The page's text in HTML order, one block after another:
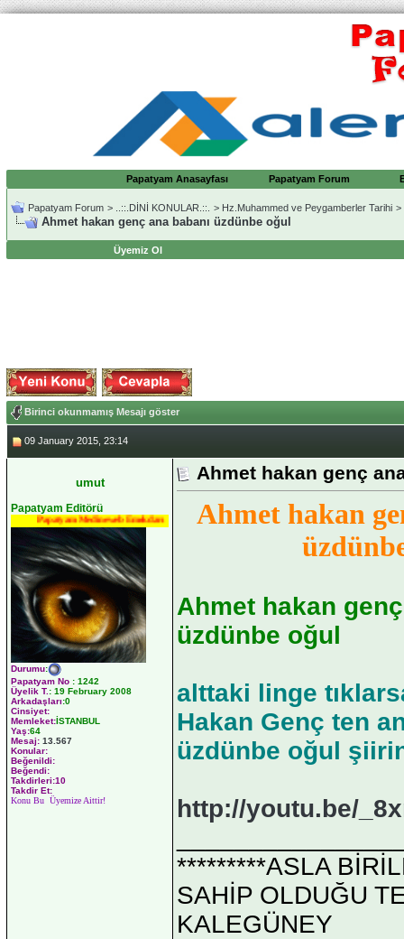
Papatyam Anasayfası Papatyam Forum
Papatyam Forum > ..::.DİNİ KONULAR.::. > Hz.Muhammed ve Peygamberler Tarihi >
Ahmet hakan genç ana babanı üzdünbe oğul
Üyemiz Ol
Birinci okunmamış Mesajı göster
09 January 2015, 23:14
umut
Papatyam Editörü
Papatyam Medineweb Emekdarı
Durumu:
Papatyam No : 1242
Üyelik T.: 19 February 2008
Arkadaşları:0
Cinsiyet:
Memleket:İSTANBUL
Yaş:64
Mesaj: 13.567
Konular:
Beğenildi:
Beğendi:
Takdirleri:10
Takdir Et:
Konu Bu Üyemize Aittir!
Ahmet hakan genç
Ahmet hakan
Ahmet hakan
üzdünbe oğul
alttaki linge
Hakan Genç ten
üzdünbe oğul
http://youtu.be/
*********ASLA
SAHİP OLDUĞU
KALEGÜNEY